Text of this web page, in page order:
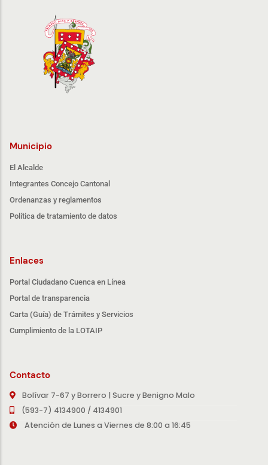
Municipio
El Alcalde
Integrantes Concejo Cantonal
Ordenanzas y reglamentos
Política de tratamiento de datos
Enlaces
Portal Ciudadano Cuenca en Línea
Portal de transparencia
Carta (Guía) de Trámites y Servicios
Cumplimiento de la LOTAIP
Contacto
Bolívar 7-67 y Borrero | Sucre y Benigno Malo
(593-7) 4134900 / 4134901
Atención de Lunes a Viernes de 8:00 a 16:45